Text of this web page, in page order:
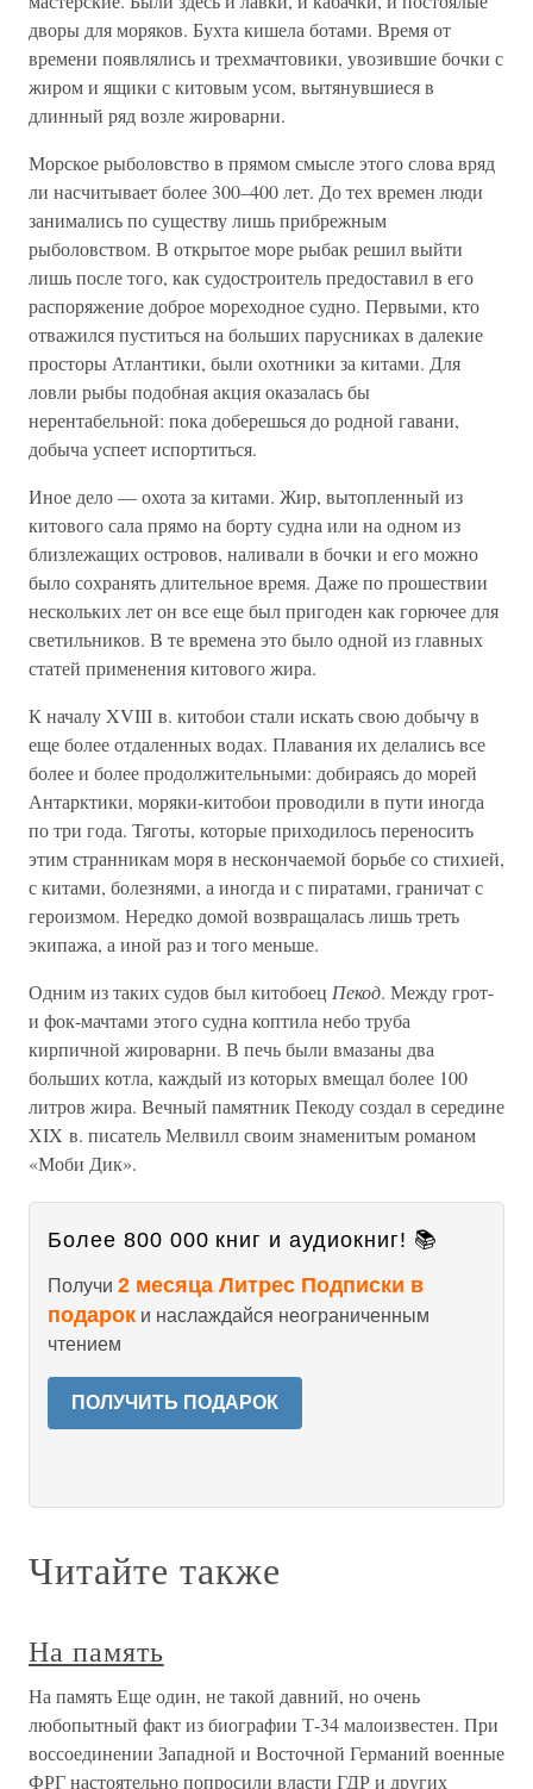
дворы для моряков. Бухта кишела ботами. Время от
времени появлялись и трехмачтовики, увозившие бочки с
жиром и ящики с китовым усом, вытянувшиеся в
длинный ряд возле жироварни.
Морское рыболовство в прямом смысле этого слова вряд
ли насчитывает более 300–400 лет. До тех времен люди
занимались по существу лишь прибрежным
рыболовством. В открытое море рыбак решил выйти
лишь после того, как судостроитель предоставил в его
распоряжение доброе мореходное судно. Первыми, кто
отважился пуститься на больших парусниках в далекие
просторы Атлантики, были охотники за китами. Для
ловли рыбы подобная акция оказалась бы
нерентабельной: пока доберешься до родной гавани,
добыча успеет испортиться.
Иное дело — охота за китами. Жир, вытопленный из
китового сала прямо на борту судна или на одном из
близлежащих островов, наливали в бочки и его можно
было сохранять длительное время. Даже по прошествии
нескольких лет он все еще был пригоден как горючее для
светильников. В те времена это было одной из главных
статей применения китового жира.
К началу XVIII в. китобои стали искать свою добычу в
еще более отдаленных водах. Плавания их делались все
более и более продолжительными: добираясь до морей
Антарктики, моряки-китобои проводили в пути иногда
по три года. Тяготы, которые приходилось переносить
этим странникам моря в нескончаемой борьбе со стихией,
с китами, болезнями, а иногда и с пиратами, граничат с
героизмом. Нередко домой возвращалась лишь треть
экипажа, а иной раз и того меньше.
Одним из таких судов был китобоец Пекод. Между грот-
и фок-мачтами этого судна коптила небо труба
кирпичной жироварни. В печь были вмазаны два
больших котла, каждый из которых вмещал более 100
литров жира. Вечный памятник Пекоду создал в середине
XIX в. писатель Мелвилл своим знаменитым романом
«Моби Дик».
Более 800 000 книг и аудиокниг! 📚
Получи 2 месяца Литрес Подписки в
подарок и наслаждайся неограниченным
чтением
ПОЛУЧИТЬ ПОДАРОК
Читайте также
На память
На память Еще один, не такой давний, но очень
любопытный факт из биографии Т-34 малоизвестен. При
воссоединении Западной и Восточной Германий военные
ФРГ настоятельно попросили власти ГДР и других